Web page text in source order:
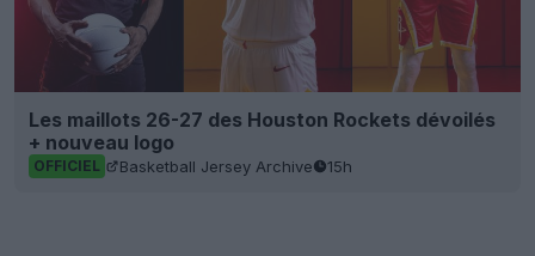
Les maillots 26-27 des Houston Rockets dévoilés
+ nouveau logo
OFFICIEL Basketball Jersey Archive 15h